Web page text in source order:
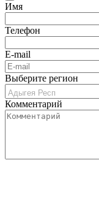
Имя
Телефон
E-mail
Выберите регион
Комментарий